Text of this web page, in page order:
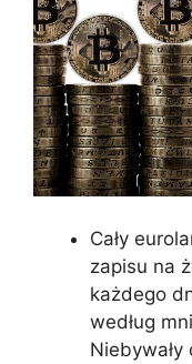
Cały
zapisu na
każdego
według
Niebywały